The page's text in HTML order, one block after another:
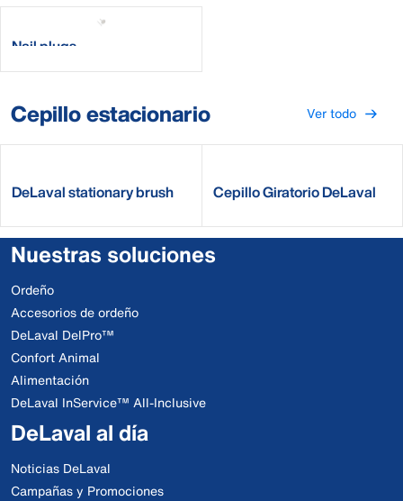
Nail plugs
Cepillo estacionario Ver todo
DeLaval stationary brush Cepillo Giratorio DeLaval
Nuestras soluciones
Ordeño
Accesorios de ordeño
DeLaval DelPro™
Confort Animal
Alimentación
DeLaval InService™ All-Inclusive
DeLaval al día
Noticias DeLaval
Campañas y Promociones